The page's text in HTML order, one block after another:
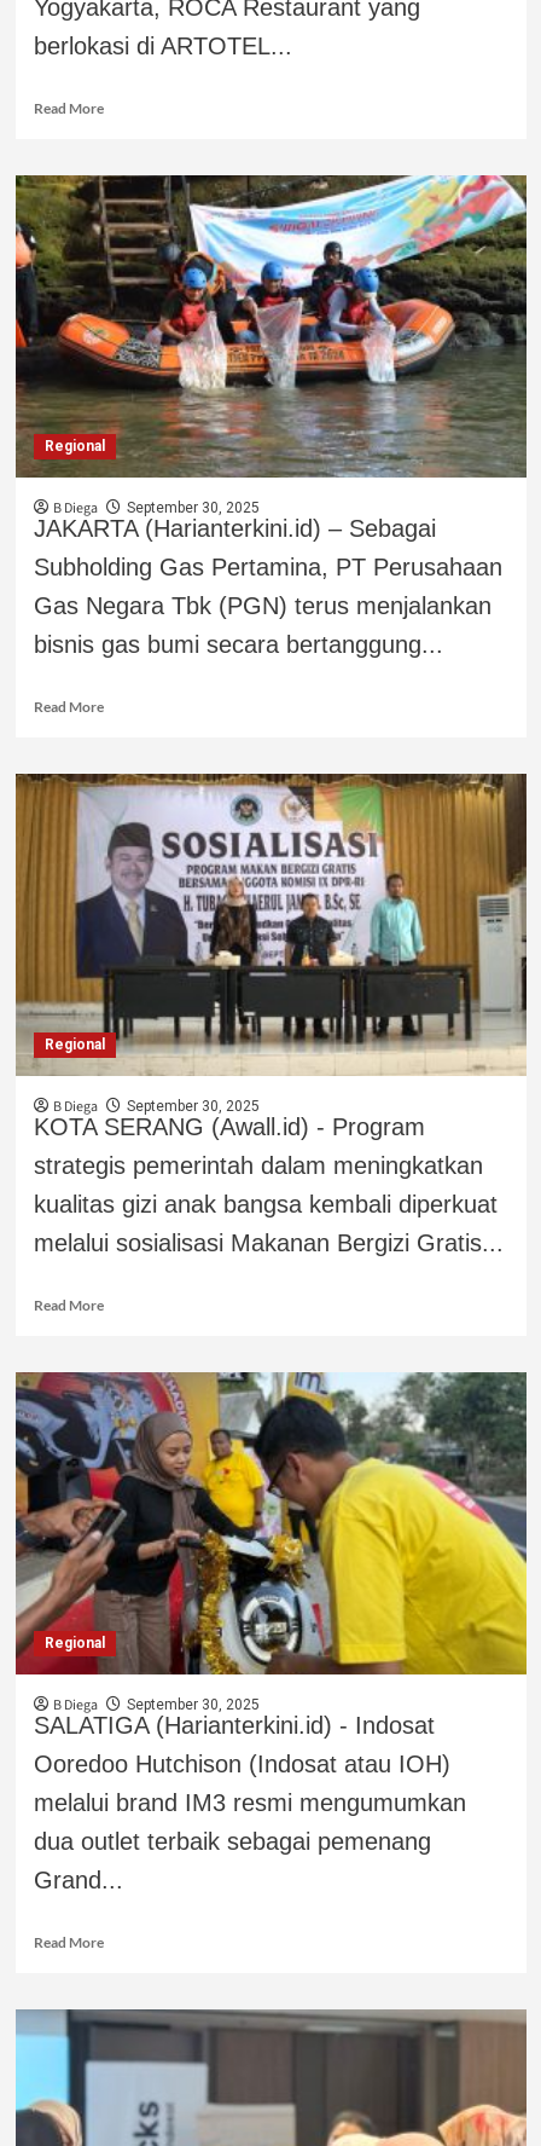
Yogyakarta, ROCA Restaurant yang
berlokasi di ARTOTEL...
Read More
Regional
B Diega September 30, 2025
JAKARTA (Harianterkini.id) – Sebagai
Subholding Gas Pertamina, PT Perusahaan
Gas Negara Tbk (PGN) terus menjalankan
bisnis gas bumi secara bertanggung...
Read More
Regional
B Diega September 30, 2025
KOTA SERANG (Awall.id) - Program
strategis pemerintah dalam meningkatkan
kualitas gizi anak bangsa kembali diperkuat
melalui sosialisasi Makanan Bergizi Gratis...
Read More
Regional
B Diega September 30, 2025
SALATIGA (Harianterkini.id) - Indosat
Ooredoo Hutchison (Indosat atau IOH)
melalui brand IM3 resmi mengumumkan
dua outlet terbaik sebagai pemenang
Grand...
Read More